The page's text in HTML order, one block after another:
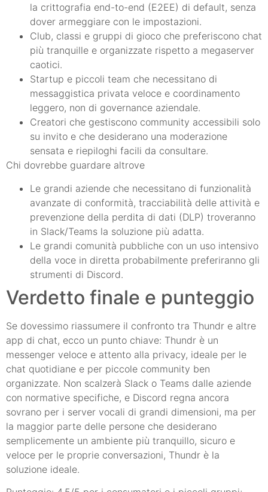
la crittografia end-to-end (E2EE) di default, senza
dover armeggiare con le impostazioni.
Club, classi e gruppi di gioco che preferiscono chat
più tranquille e organizzate rispetto a megaserver
caotici.
Startup e piccoli team che necessitano di
messaggistica privata veloce e coordinamento
leggero, non di governance aziendale.
Creatori che gestiscono community accessibili solo
su invito e che desiderano una moderazione
sensata e riepiloghi facili da consultare.
Chi dovrebbe guardare altrove
Le grandi aziende che necessitano di funzionalità
avanzate di conformità, tracciabilità delle attività e
prevenzione della perdita di dati (DLP) troveranno
in Slack/Teams la soluzione più adatta.
Le grandi comunità pubbliche con un uso intensivo
della voce in diretta probabilmente preferiranno gli
strumenti di Discord.
Verdetto finale e punteggio
Se dovessimo riassumere il confronto tra Thundr e altre
app di chat, ecco un punto chiave: Thundr è un
messenger veloce e attento alla privacy, ideale per le
chat quotidiane e per piccole community ben
organizzate. Non scalzerà Slack o Teams dalle aziende
con normative specifiche, e Discord regna ancora
sovrano per i server vocali di grandi dimensioni, ma per
la maggior parte delle persone che desiderano
semplicemente un ambiente più tranquillo, sicuro e
veloce per le proprie conversazioni, Thundr è la
soluzione ideale.